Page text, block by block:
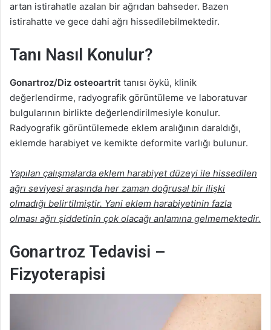
artan istirahatle azalan bir ağrıdan bahseder. Bazen
istirahatte ve gece dahi ağrı hissedilebilmektedir.
Tanı Nasıl Konulur?
Gonartroz/Diz osteoartrit tanısı öykü, klinik
değerlendirme, radyografik görüntüleme ve laboratuvar
bulgularının birlikte değerlendirilmesiyle konulur.
Radyografik görüntülemede eklem aralığının daraldığı,
eklemde harabiyet ve kemikte deformite varlığı bulunur.
Yapılan çalışmalarda eklem harabiyet düzeyi ile hissedilen
ağrı seviyesi arasında her zaman doğrusal bir ilişki
olmadığı belirtilmiştir. Yani eklem harabiyetinin fazla
olması ağrı şiddetinin çok olacağı anlamına gelmemektedir.
Gonartroz Tedavisi –
Fizyoterapisi